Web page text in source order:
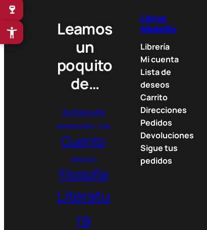
Leamos
un
poquito
de…
Autoayuda
Bibliotecología Cine
Cuento
Depresión
Filosofía
Literatu
ra
Libros
Medellín
Librería
Mi cuenta
Lista de
deseos
Carrito
Direcciones
Pedidos
Devoluciones
Sigue tus
pedidos
🍷